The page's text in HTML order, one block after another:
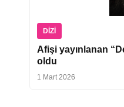
DIZI
Afişi yayınlanan
oldu
1 Mart 2026